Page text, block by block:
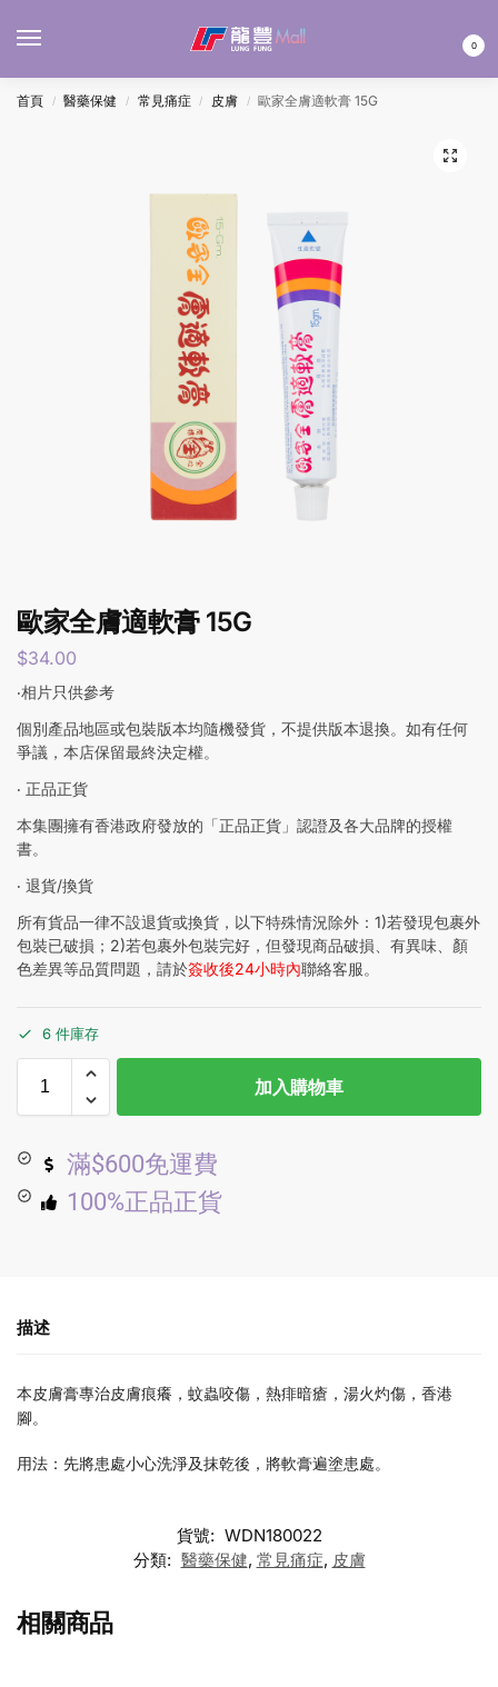
0
首頁 / 醫藥保健 / 常見痛症 / 皮膚 / 歐家全膚適軟膏 15G
歐家全膚適軟膏 15G
$34.00
‧相片只供參考
個別產品地區或包裝版本均隨機發貨，不提供版本退換。如有任何
爭議，本店保留最終決定權。
‧ 正品正貨
本集團擁有香港政府發放的「正品正貨」認證及各大品牌的授權
書。
‧ 退貨/換貨
所有貨品一律不設退貨或換貨，以下特殊情況除外：1)若發現包裹外
包裝已破損；2)若包裹外包裝完好，但發現商品破損、有異味、顏
色差異等品質問題，請於簽收後24小時內聯絡客服。
6 件庫存
加入購物車
滿$600免運費
100%正品正貨
描述
本皮膚膏專治皮膚痕癢，蚊蟲咬傷，熱痱暗瘡，湯火灼傷，香港
腳。
用法：先將患處小心洗淨及抹乾後，將軟膏遍塗患處。
貨號: WDN180022
分類: 醫藥保健, 常見痛症, 皮膚
相關商品